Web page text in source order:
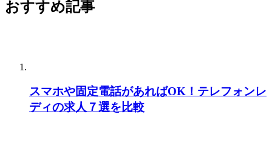
おすすめ記事
スマホや固定電話があればOK！テレフォンレ
ディの求人７選を比較